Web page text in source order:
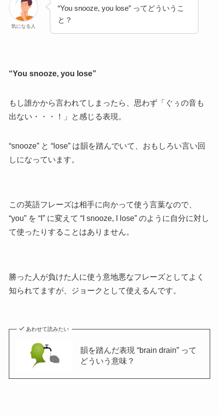
気になる人
“You snooze, you lose” ってどういうこ
と？
“You snooze, you lose”
もし誰かから言われてしまったら、思わず「ぐぅの音も
出ない・・・！」と感じる表現。
“snooze” と “lose” は韻を踏んでいて、おもしろい言い回
しになっています。
この英語フレーズは相手に向かって使う言葉なので、
“you” を “I” に変えて “I snooze, I lose” のように自分に対し
て使ったりすることはありません。
勝った人が負けた人に使う意地悪なフレーズとしてよく
知られてますが、ジョークとして使えるんです。
あわせて読みたい
韻を踏んだ表現 “brain drain” って
どういう意味？